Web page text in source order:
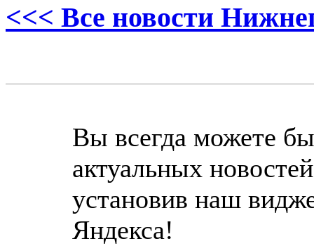
<<< Все новости
Вы всегда можете
актуальных
установив наш
Яндекса!